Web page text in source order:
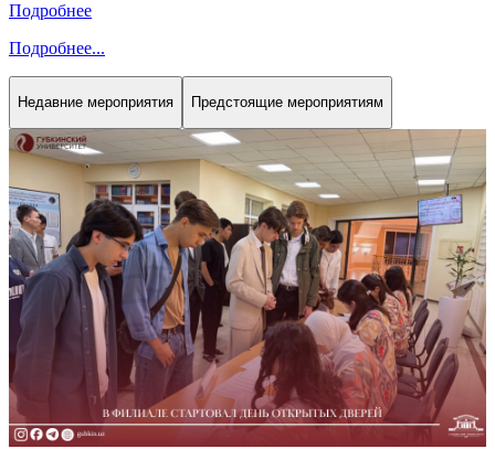
Подробнее
Подробнее...
Недавние мероприятия Предстоящие мероприятиям